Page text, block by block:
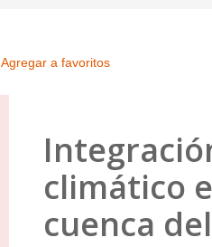
Agregar a favoritos
climático
cuenca